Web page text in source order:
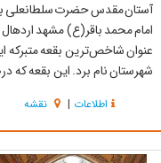
آستان مقدس حضرت سلطانعلی
امام محمد باقر(ع) مشهد اردهال
عنوان شاخص‌ترین بقعه متبرکه
علاوه بر اینکه از آثار هنری و
کاشان محسوب می‌شود به
اینکه مدفن یکی از امامزادگان
اطلاعات | نقشه